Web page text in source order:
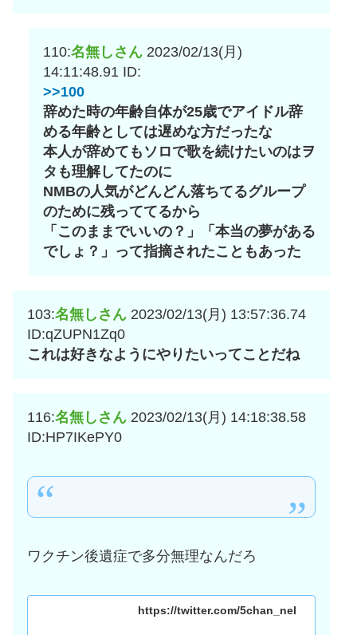
110:名無しさん 2023/02/13(月)
14:11:48.91 ID:
>>100
辞めた時の年齢自体が25歳でアイドル辞
める年齢としては遅めな方だったな
本人が辞めてもソロで歌を続けたいのはヲ
タも理解してたのに
NMBの人気がどんどん落ちてるグループ
のために残っててるから
「このままでいいの？」「本当の夢がある
でしょ？」って指摘されたこともあった
103:名無しさん 2023/02/13(月) 13:57:36.74
ID:qZUPN1Zq0
これは好きなようにやりたいってことだね
116:名無しさん 2023/02/13(月) 14:18:38.58
ID:HP7IKePY0
ワクチン後遺症で多分無理なんだろ
https://twitter.com/5chan_nel